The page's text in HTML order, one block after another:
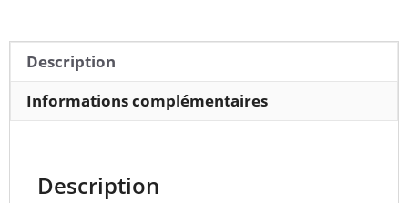
Description
Informations complémentaires
Description